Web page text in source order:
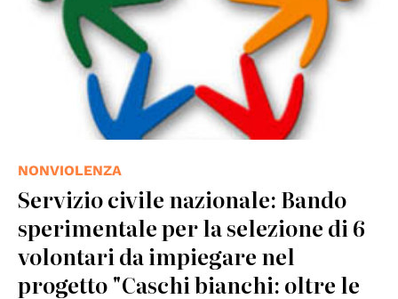
NONVIOLENZA
Servizio civile nazionale: Bando
sperimentale per la selezione di 6
volontari da impiegare nel
progetto "Caschi bianchi: oltre le